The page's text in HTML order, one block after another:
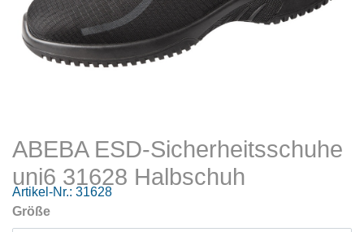
ABEBA ESD-Sicherheitsschuhe
uni6 31628 Halbschuh
Artikel-Nr.: 31628
Größe